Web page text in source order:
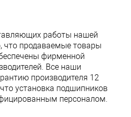
работы нашей
что продаваемые товары
фирменной
Все наши
производителя 12
установка подшипников
персоналом.